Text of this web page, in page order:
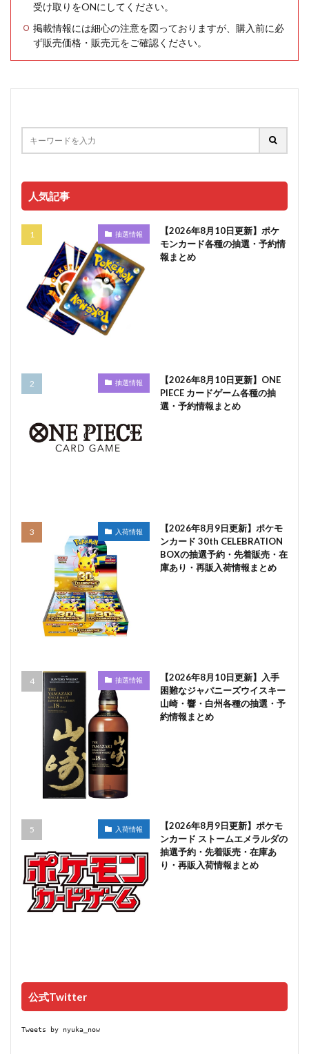
受け取りをONにしてください。
掲載情報には細心の注意を図っておりますが、購入前に必
ず販売価格・販売元をご確認ください。
人気記事
抽選情報
【2026年8月10日更新】ポケ
モンカード各種の抽選・予約情
報まとめ
抽選情報
【2026年8月10日更新】ONE
PIECE カードゲーム各種の抽
選・予約情報まとめ
入荷情報
【2026年8月9日更新】ポケモ
ンカード 30th CELEBRATION
BOXの抽選予約・先着販売・在
庫あり・再販入荷情報まとめ
抽選情報
【2026年8月10日更新】入手
困難なジャパニーズウイスキー
山崎・響・白州各種の抽選・予
約情報まとめ
入荷情報
【2026年8月9日更新】ポケモ
ンカード ストームエメラルダの
抽選予約・先着販売・在庫あ
り・再販入荷情報まとめ
公式Twitter
Tweets by nyuka_now